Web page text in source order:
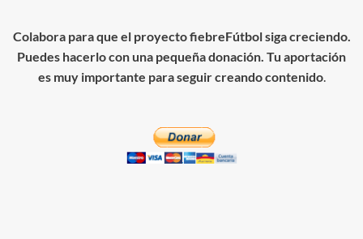
Colabora para que el proyecto fiebreFútbol siga creciendo.
Puedes hacerlo con una pequeña donación. Tu aportación
es muy importante para seguir creando contenido.